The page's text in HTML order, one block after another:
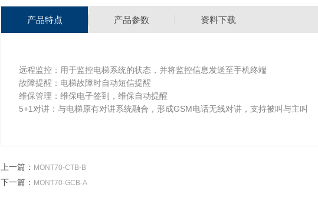
产品特点 产品参数 资料下载
远程监控：用于监控电梯系统的状态，并将监控信息发送至手机终端
故障提醒：电梯故障时自动短信提醒
维保管理：维保电子签到，维保自动提醒
5+1对讲：与电梯原有对讲系统融合，形成GSM电话无线对讲，支持被叫与主叫
上一篇： MONT70-CTB-B
下一篇： MONT70-GCB-A